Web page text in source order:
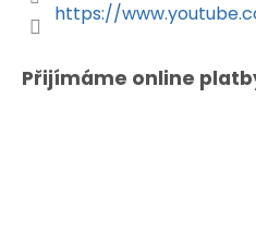
https://
Přijímáme online